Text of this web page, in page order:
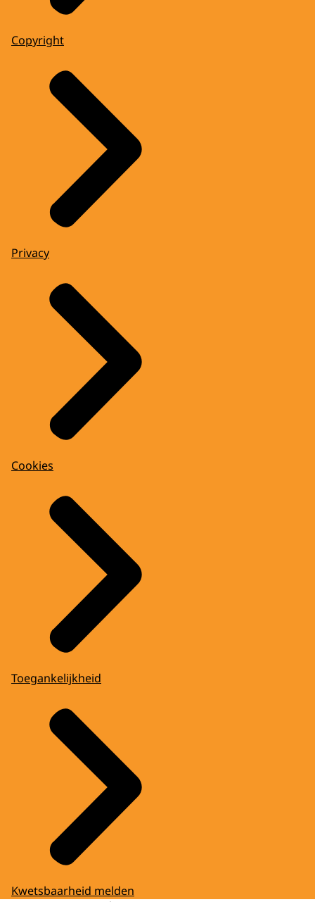
Copyright
Privacy
Cookies
Toegankelijkheid
Kwetsbaarheid melden